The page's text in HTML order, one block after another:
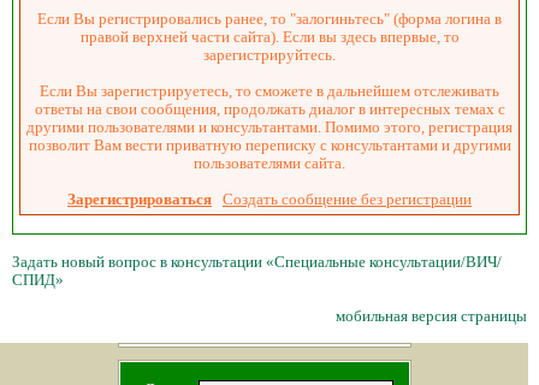
Если Вы регистрировались ранее, то "залогиньтесь" (форма логина в
правой верхней части сайта). Если вы здесь впервые, то
зарегистрируйтесь.
Если Вы зарегистрируетесь, то сможете в дальнейшем отслеживать
ответы на свои сообщения, продолжать диалог в интересных темах с
другими пользователями и консультантами. Помимо этого, регистрация
позволит Вам вести приватную переписку с консультантами и другими
пользователями сайта.
Зарегистрироваться Создать сообщение без регистрации
Задать новый вопрос в консультации «Специальные консультации/ВИЧ/
СПИД»
мобильная версия страницы